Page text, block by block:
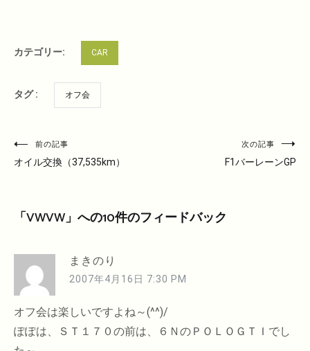
カテゴリー: CAR
タグ : オフ会
投
稿
ゲ
シ
ョ
ン
前の記事
オイル交換（37,535km）
次の記事
F1バーレーンGP
「VWVW」への10件のフィードバック
まきのり
2007年4月16日 7:30 PM
オフ会は楽しいですよね～(^^)/
ぽぽは、ＳＴ１７０の前は、６ＮのＰＯＬＯＧＴＩでし